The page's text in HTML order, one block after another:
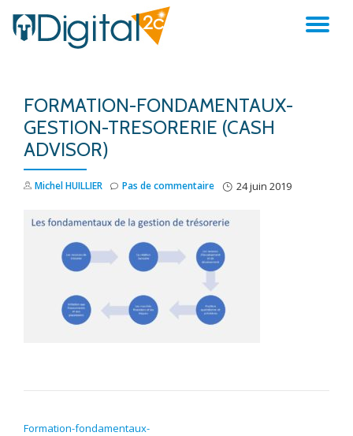
Aller
FORMATION-FONDAMENTAUX-
GESTION-TRESORERIE (CASH
ADVISOR)
Michel HUILLIER 24 juin 2019
Pas de commentaire
Formation-fondamentaux-